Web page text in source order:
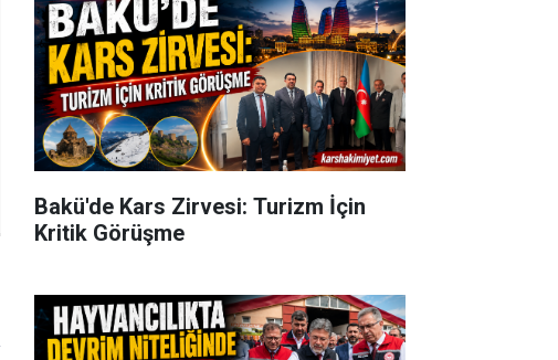
Bakü'de Kars Zirvesi: Turizm İçin
Kritik Görüşme